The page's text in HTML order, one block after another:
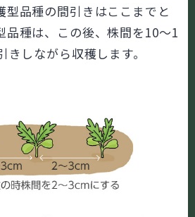
型品種の間引きはここまでと
品種は、この後、株間を10～1
しながら収穫します。